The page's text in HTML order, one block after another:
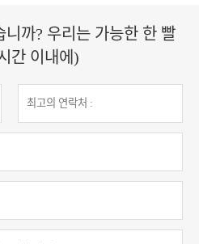
까? 우리는 가능한 한 빨
간 이내에)